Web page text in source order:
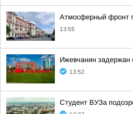
Атмосферный фронт
13:55
Ижевчанин задержан
13:52
Студент ВУЗа